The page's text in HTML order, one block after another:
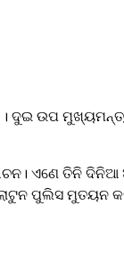
ଦୁଇ ଉପ
ଏଣେ ତିନି
ପୁଲିସ ମୁତୟନ